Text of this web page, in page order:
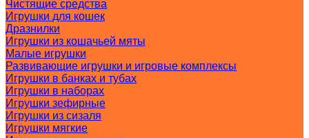
Чистящие средства
Игрушки для кошек
Дразнилки
Игрушки из кошачьей мяты
Малые игрушки
Развивающие игрушки и игровые комплексы
Игрушки в банках и тубах
Игрушки в наборах
Игрушки зефирные
Игрушки из сизаля
Игрушки мягкие